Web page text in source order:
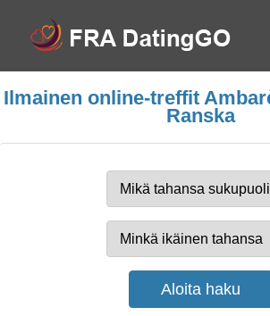
Ilmainen online-treffit
Ranska